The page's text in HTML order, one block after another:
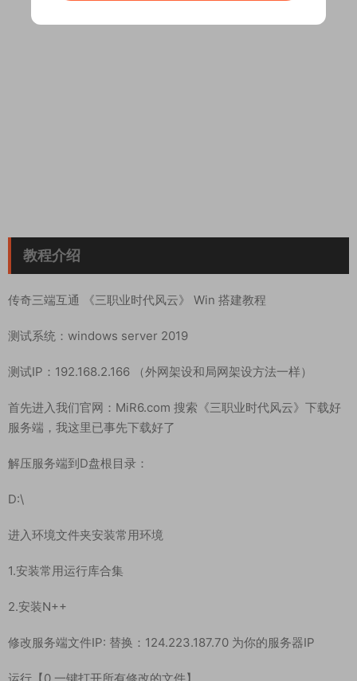
教程介绍
传奇三端互通 《三职业时代风云》 Win 搭建教程
测试系统：windows server 2019
测试IP：192.168.2.166 （外网架设和局网架设方法一样）
首先进入我们官网：MiR6.com 搜索《三职业时代风云》下载好
服务端，我这里已事先下载好了
解压服务端到D盘根目录：
D:\
进入环境文件夹安装常用环境
1.安装常用运行库合集
2.安装N++
修改服务端文件IP: 替换：124.223.187.70 为你的服务器IP